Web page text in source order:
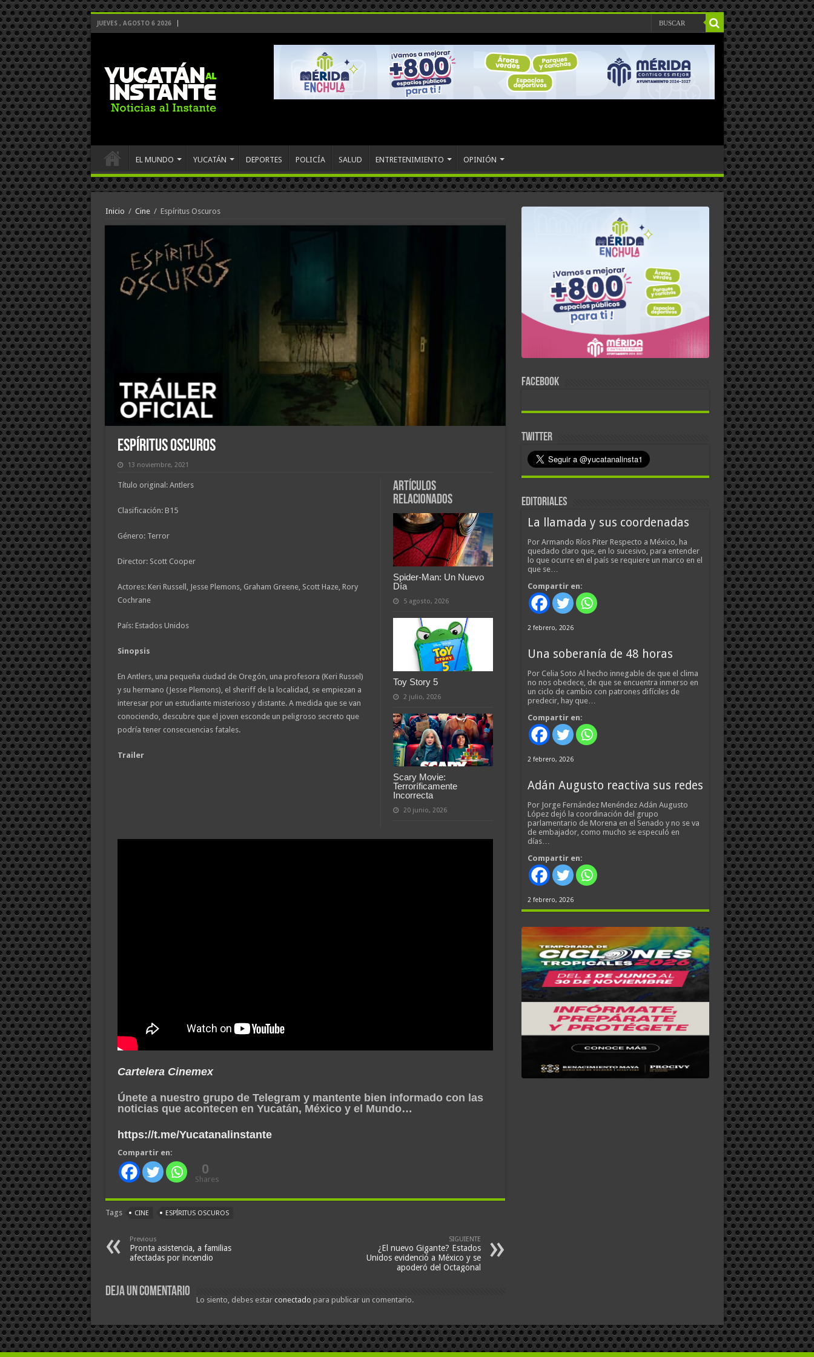
JUEVES , AGOSTO 6 2026
EL MUNDO YUCATÁN DEPORTES POLICÍA SALUD ENTRETENIMIENTO OPINIÓN
Inicio / Cine / Espíritus Oscuros
Espíritus Oscuros
13 noviembre, 2021
Artículos
relacionados
Spider-Man: Un Nuevo
Día
5 agosto, 2026
Toy Story 5
2 julio, 2026
Scary Movie:
Terroríficamente
Incorrecta
20 junio, 2026
Título original: Antlers
Clasificación: B15
Género: Terror
Director: Scott Cooper
Actores: Keri Russell, Jesse Plemons, Graham Greene, Scott Haze, Rory
Cochrane
País: Estados Unidos
Sinopsis
En Antlers, una pequeña ciudad de Oregón, una profesora (Keri Russel)
y su hermano (Jesse Plemons), el sheriff de la localidad, se empiezan a
interesar por un estudiante misterioso y distante. A medida que se van
conociendo, descubre que el joven esconde un peligroso secreto que
podría tener consecuencias fatales.
Trailer
Cartelera Cinemex
Únete a nuestro grupo de Telegram y mantente bien informado con las
noticias que acontecen en Yucatán, México y el Mundo…
https://t.me/Yucatanalinstante
Compartir en:
0
Shares
Tags CINE ESPÍRITUS OSCUROS
Previous
Pronta asistencia, a familias
afectadas por incendio
SIGUIENTE
¿El nuevo Gigante? Estados
Unidos evidenció a México y se
apoderó del Octagonal
Deja un comentario
Lo siento, debes estar conectado para publicar un comentario.
FACEBOOK
TWITTER
EDITORIALES
La llamada y sus coordenadas
Por Armando Ríos Piter Respecto a México, ha
quedado claro que, en lo sucesivo, para entender
lo que ocurre en el país se requiere un marco en el
que se…
Compartir en:
2 febrero, 2026
Una soberanía de 48 horas
Por Celia Soto Al hecho innegable de que el clima
no nos obedece, de que se encuentra inmerso en
un ciclo de cambio con patrones difíciles de
predecir, hay que…
Compartir en:
2 febrero, 2026
Adán Augusto reactiva sus redes
Por Jorge Fernández Menéndez Adán Augusto
López dejó la coordinación del grupo
parlamentario de Morena en el Senado y no se va
de embajador, como mucho se especuló en
días…
Compartir en:
2 febrero, 2026